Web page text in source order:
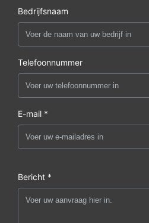
Bedrijfsnaam
Telefoonnummer
E-mail *
Bericht *